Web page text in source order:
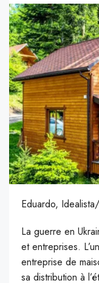
Eduardo,
La guerre en
et entreprises.
entreprise de
sa distribution à